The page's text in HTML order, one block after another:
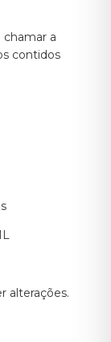
a
contidos
alterações.